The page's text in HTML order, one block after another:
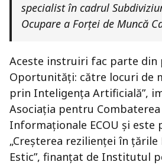
specialist în cadrul
Ocupare a Forței de Muncă
Aceste instruiri fac parte din
Oportunități: către locuri de
prin Inteligența Artificială”,
Asociația pentru
Informaționale ECOU și
„Creșterea rezilienței în
Estic”, finanțat de Institutul